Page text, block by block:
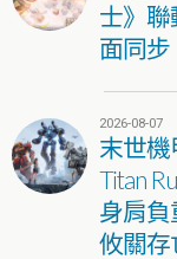
士》
面同步
2026-08-07
末世機
Titan
身肩負
攸關存